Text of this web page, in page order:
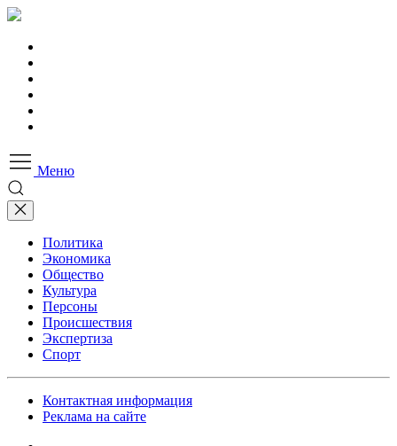
Меню
Политика
Экономика
Общество
Культура
Персоны
Происшествия
Экспертиза
Спорт
Контактная информация
Реклама на сайте